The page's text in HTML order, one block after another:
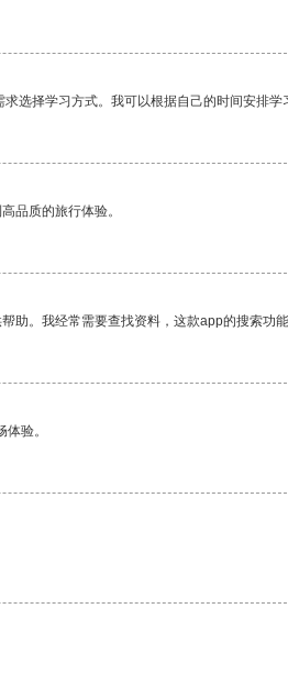
选择学习方式。我可以根据自己的时间安排学
品质的旅行体验。
助。我经常需要查找资料，这款app的搜索功
验。